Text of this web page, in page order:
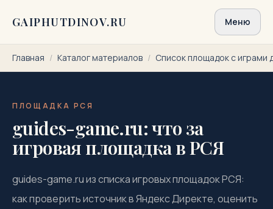
GAIPHUTDINOV.RU Меню
Главная / Каталог материалов / Список площадок с играми
ПЛОЩАДКА РСЯ
guides-game.ru: что за
игровая площадка в РСЯ
guides-game.ru из списка игровых площадок РСЯ:
как проверить источник в Яндекс Директе, оценить